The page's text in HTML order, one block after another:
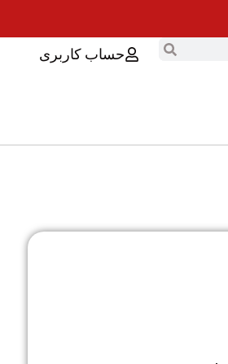
حساب کاربری